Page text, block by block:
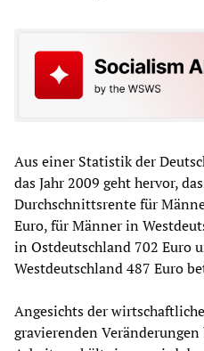
Aus einer Statistik der
das Jahr 2009 geht hervor,
Durchschnittsrente für
Euro, für Männer in
in Ostdeutschland 702 Euro
Westdeutschland 487 Euro
Angesichts der
gravierenden Veränderungen